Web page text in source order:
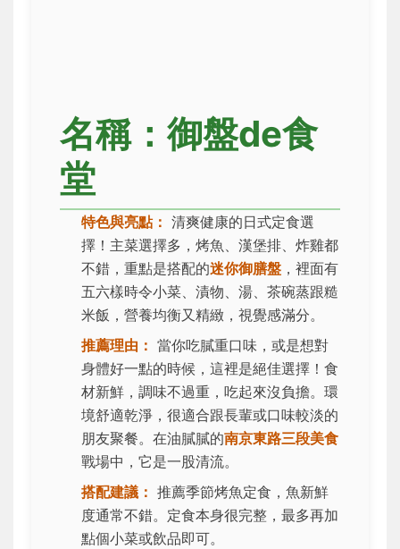
名稱：御盤de食
堂
特色與亮點： 清爽健康的日式定食選
擇！主菜選擇多，烤魚、漢堡排、炸雞都
不錯，重點是搭配的迷你御膳盤 ，裡面有
五六樣時令小菜、漬物、湯、茶碗蒸跟糙
米飯，營養均衡又精緻，視覺感滿分。
推薦理由： 當你吃膩重口味，或是想對
身體好一點的時候，這裡是絕佳選擇！食
材新鮮，調味不過重，吃起來沒負擔。環
境舒適乾淨，很適合跟長輩或口味較淡的
朋友聚餐。在油膩膩的南京東路三段美食
戰場中，它是一股清流。
搭配建議： 推薦季節烤魚定食，魚新鮮
度通常不錯。定食本身很完整，最多再加
點個小菜或飲品即可。